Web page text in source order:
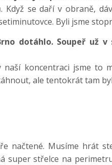
se daří v obraně,
Byli jsme
dotáhlo. Soupeř už v
koncentraci jsme to
ale tentokrát tam
načtené. Musíme hrát
střelce na